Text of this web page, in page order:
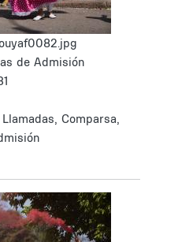
de Admisión
Comparsa,